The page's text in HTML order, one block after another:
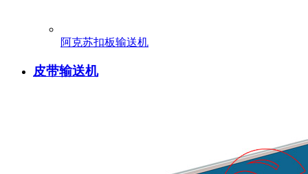
阿克苏扣板输送机
皮带输送机